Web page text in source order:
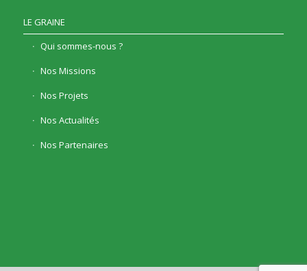
LE GRAINE
Qui sommes-nous ?
Nos Missions
Nos Projets
Nos Actualités
Nos Partenaires